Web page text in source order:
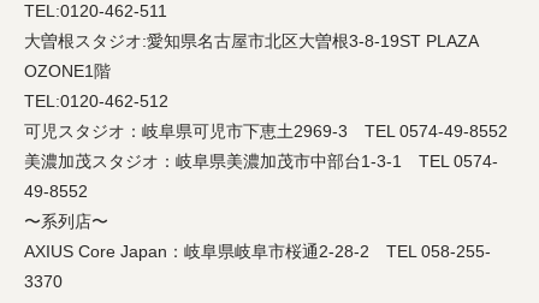
TEL:0120-462-511
大曽根スタジオ:愛知県名古屋市北区大曽根3-8-19ST PLAZA
OZONE1階
TEL:0120-462-512
可児スタジオ：岐阜県可児市下恵土2969-3 TEL 0574-49-8552
美濃加茂スタジオ：岐阜県美濃加茂市中部台1-3-1 TEL 0574-
49-8552
〜系列店〜
AXIUS Core Japan：岐阜県岐阜市桜通2-28-2 TEL 058-255-
3370